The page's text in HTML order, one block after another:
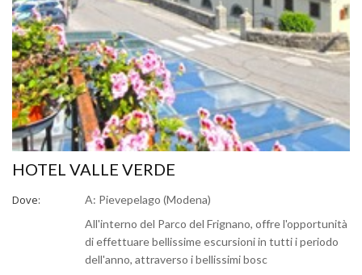
HOTEL VALLE VERDE
Dove:
A: Pievepelago (Modena)
All'interno del Parco del Frignano, offre l'opportunità
di effettuare bellissime escursioni in tutti i periodo
dell'anno, attraverso i bellissimi bosc